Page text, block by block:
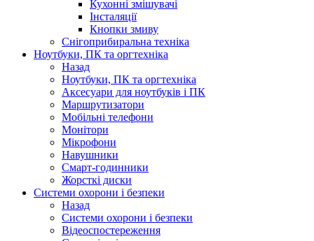
Кухонні змішувачі
Інсталяції
Кнопки змиву
Снігоприбиральна техніка
Ноутбуки, ПК та оргтехніка
Назад
Ноутбуки, ПК та оргтехніка
Аксесуари для ноутбуків і ПК
Маршрутизатори
Мобільні телефони
Монітори
Мікрофони
Навушники
Смарт-годинники
Жорсткі диски
Системи охорони і безпеки
Назад
Системи охорони і безпеки
Відеоспостереження